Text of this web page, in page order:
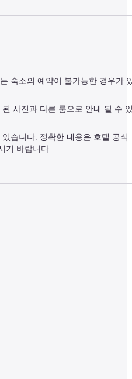
숙소의 예약이 불가능한 경우가
사진과 다른 룸으로 안내 될 수
습니다. 정확한 내용은 호텔 공식
기 바랍니다.